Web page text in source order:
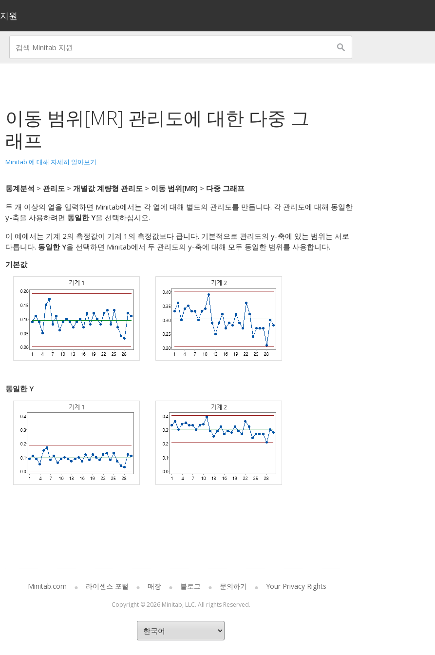
지원
이동 범위[MR] 관리도에 대한 다중 그
래프
Minitab 에 대해 자세히 알아보기
통계분석 > 관리도 > 개별값 계량형 관리도 > 이동 범위[MR] > 다중 그래프
두 개 이상의 열을 입력하면 Minitab에서는 각 열에 대해 별도의 관리도를 만듭니다. 각 관리도에 대해 동일한
y-축을 사용하려면 동일한 Y을 선택하십시오.
이 예에서는 기계 2의 측정값이 기계 1의 측정값보다 큽니다. 기본적으로 관리도의 y-축에 있는 범위는 서로
다릅니다. 동일한 Y을 선택하면 Minitab에서 두 관리도의 y-축에 대해 모두 동일한 범위를 사용합니다.
기본값
동일한 Y
Minitab.com 라이센스 포털 매장 블로그 문의하기 Your Privacy Rights
Copyright © 2026 Minitab, LLC. All rights Reserved.